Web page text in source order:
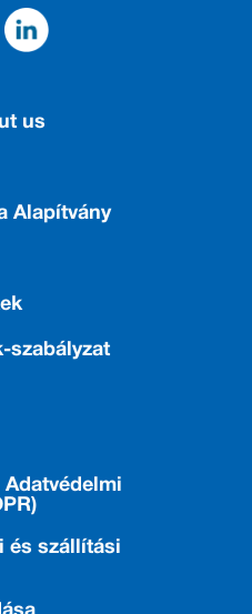
us
Alapítvány
szabályzat
Adatvédelmi
és szállítási